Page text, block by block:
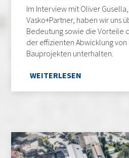
Im Interview mit Oliver
Vasko+Partner, haben wir uns
Bedeutung sowie die Vorteile
der effizienten Abwicklung
Bauprojekten unterhalten.
WEITERLESEN